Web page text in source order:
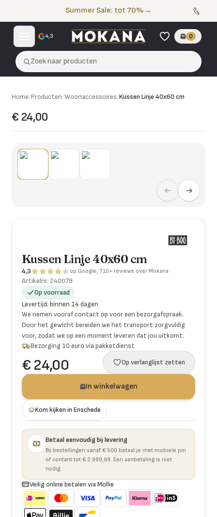
Summer Sale: tot 70% →
4,3 0
Zoek naar producten
Home/Producten/Woonaccessoires/Kussen Linje 40x60 cm
€ 24,00
Kussen Linje 40x60 cm
4,3 op Google, 715+ reviews over Mokana
Artikelnr. 240079
Op voorraad
Levertijd: binnen 14 dagen
We nemen vooraf contact op voor een bezorgafspraak.
Door het gewicht bereiden we het transport zorgvuldig
voor, zodat we op een moment leveren dat jou uitkomt.
Bezorging 10 euro via pakketdienst
€ 24,00 Op verlanglijst zetten
In winkelwagen
Kom kijken in Enschede
Betaal eenvoudig bij levering
Bij bestellingen vanaf € 500 betaal je met mobiele pin
of contant tot € 2.999,99. Een aanbetaling is niet
nodig.
Veilig online betalen via Mollie